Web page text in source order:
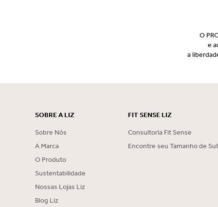
O
e
a
SOBRE A LIZ
Sobre Nós
A Marca
O Produto
Sustentabilidade
Nossas Lojas Liz
Blog Liz
FIT SENSE LIZ
Consultoria Fit Sense
Encontre seu Tamanho de